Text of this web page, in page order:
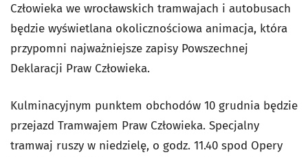
Człowieka we wrocławskich tramwajach i autobusach
będzie wyświetlana okolicznościowa animacja, która
przypomni najważniejsze zapisy Powszechnej
Deklaracji Praw Człowieka.
Kulminacyjnym punktem obchodów 10 grudnia będzie
przejazd Tramwajem Praw Człowieka. Specjalny
tramwaj ruszy w niedzielę, o godz. 11.40 spod Opery